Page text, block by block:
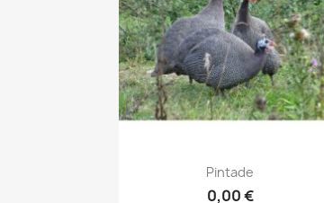
Aperçu rapide
Pintade
0,00 €